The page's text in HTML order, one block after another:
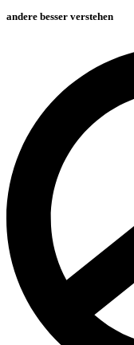
andere besser verstehen